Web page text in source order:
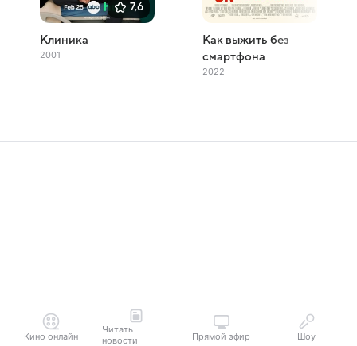
7,6
Клиника
2001
Как выжить без
смартфона
2022
Кино онлайн
Читать
новости
Прямой эфир Шоу